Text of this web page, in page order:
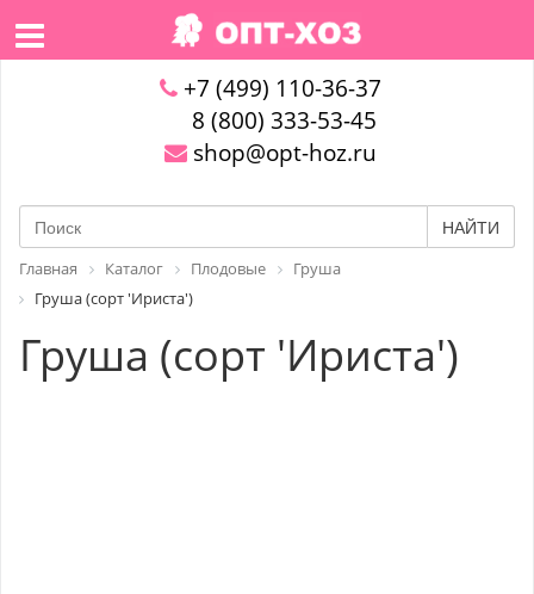
+7 (499) 110-36-37
8 (800) 333-53-45
shop@opt-hoz.ru
НАЙТИ
Главная Каталог Плодовые
Груша
Груша (сорт 'Ириста')
Груша (сорт 'Ириста')